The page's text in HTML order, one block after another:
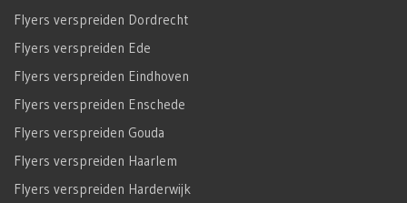
Flyers verspreiden Dordrecht
Flyers verspreiden Ede
Flyers verspreiden Eindhoven
Flyers verspreiden Enschede
Flyers verspreiden Gouda
Flyers verspreiden Haarlem
Flyers verspreiden Harderwijk